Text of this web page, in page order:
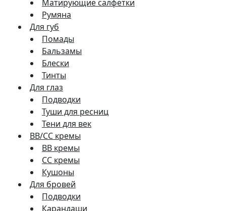
Матирующие салфетки
Румяна
Для губ
Помады
Бальзамы
Блески
Тинты
Для глаз
Подводки
Туши для ресниц
Тени для век
BB/CC кремы
BB кремы
СС кремы
Кушоны
Для бровей
Подводки
Карандаши